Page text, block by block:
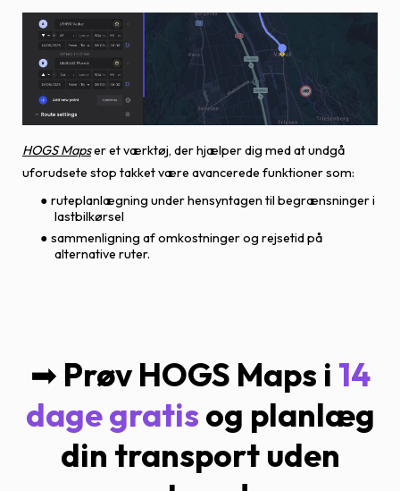
HOGS Mapser et værktøj, der hjælper dig med at undgå
uforudsete stop takket være avancerede funktioner som:
ruteplanlægning under hensyntagen til begrænsninger i
lastbilkørsel
sammenligning af omkostninger og rejsetid på
alternative ruter.
➡ Prøv HOGS Maps i 14
dage gratis og planlæg
din transport uden